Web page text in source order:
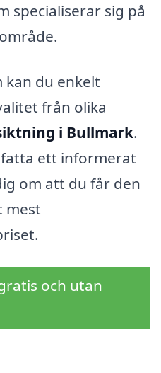
specialiserar sig på
du enkelt
från olika
i Bullmark.
ett informerat
om att du får den
mest
och utan